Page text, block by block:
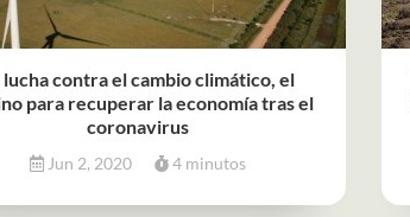
lucha contra el cambio climático, el
para recuperar la economía tras el
coronavirus
Jun 2, 2020 4 minutos